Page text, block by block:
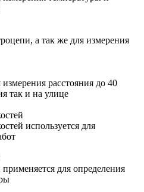
а так же для измерения
расстояния до 40
так и на улице
используется для
для определения